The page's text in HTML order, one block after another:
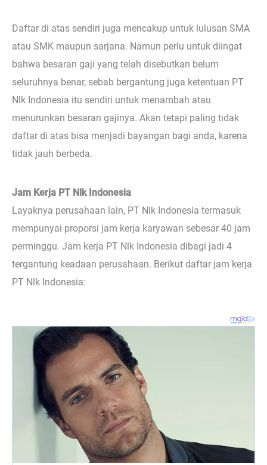
Daftar di atas sendiri juga mencakup untuk lulusan SMA
atau SMK maupun sarjana. Namun perlu untuk diingat
bahwa besaran gaji yang telah disebutkan belum
seluruhnya benar, sebab bergantung juga ketentuan PT
Nlk Indonesia itu sendiri untuk menambah atau
menurunkan besaran gajinya. Akan tetapi paling tidak
daftar di atas bisa menjadi bayangan bagi anda, karena
tidak jauh berbeda.
Jam Kerja PT Nlk Indonesia
Layaknya perusahaan lain, PT Nlk Indonesia termasuk
mempunyai proporsi jam kerja karyawan sebesar 40 jam
perminggu. Jam kerja PT Nlk Indonesia dibagi jadi 4
tergantung keadaan perusahaan. Berikut daftar jam kerja
PT Nlk Indonesia: